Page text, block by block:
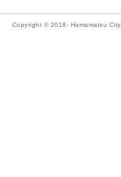
Copyright © 2018- Hamamatsu City.